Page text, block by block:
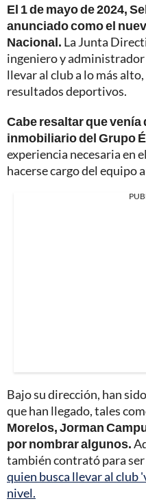
El 1 de mayo de 2024,
anunciado como el
Nacional. La Junta
ingeniero y
llevar al club a lo más
resultados deportivos.
Cabe resaltar que
inmobiliario del Grupo
experiencia necesaria en
hacerse cargo del equipo
Bajo su dirección, han
que han llegado, tales
Morelos, Jorman
por nombrar algunos.
también contrató para ser
quien busca llevar al club
nivel.